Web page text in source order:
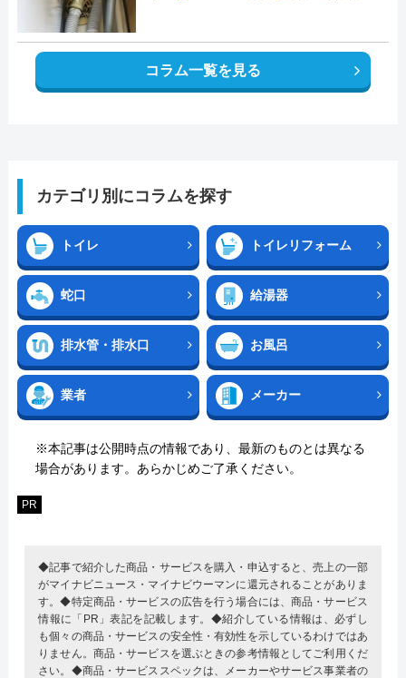
コラム一覧を見る
カテゴリ別にコラムを探す
トイレ トイレリフォーム
蛇口 給湯器
排水管・排水口 お風呂
業者 メーカー
※本記事は公開時点の情報であり、最新のものとは異なる
場合があります。あらかじめご了承ください。
PR
◆記事で紹介した商品・サービスを購入・申込すると、売上の一部
がマイナビニュース・マイナビウーマンに還元されることがありま
す。◆特定商品・サービスの広告を行う場合には、商品・サービス
情報に「PR」表記を記載します。◆紹介している情報は、必ずし
も個々の商品・サービスの安全性・有効性を示しているわけではあ
りません。商品・サービスを選ぶときの参考情報としてご利用くだ
さい。◆商品・サービススペックは、メーカーやサービス事業者の